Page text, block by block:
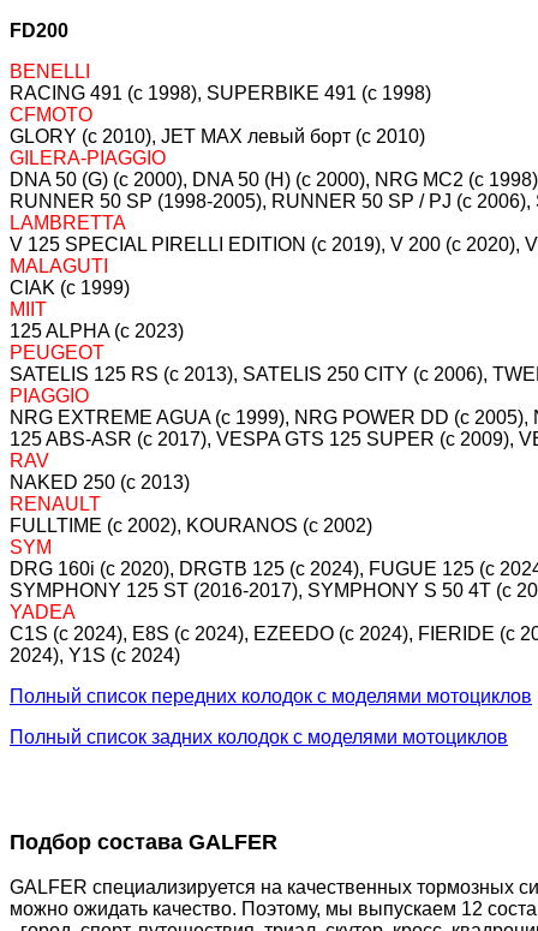
FD200
BENELLI
RACING 491 (c 1998), SUPERBIKE 491 (c 1998)
CFMOTO
GLORY (c 2010), JET MAX левый борт (c 2010)
GILERA-PIAGGIO
DNA 50 (G) (c 2000), DNA 50 (H) (c 2000), NRG MC2 (c
RUNNER 50 SP (1998-2005), RUNNER 50 SP / PJ (c
LAMBRETTA
V 125 SPECIAL PIRELLI EDITION (c 2019), V 200 (c 2020),
MALAGUTI
CIAK (c 1999)
MIIT
125 ALPHA (c 2023)
PEUGEOT
SATELIS 125 RS (c 2013), SATELIS 250 CITY (c 2006),
PIAGGIO
NRG EXTREME AGUA (c 1999), NRG POWER DD (c
125 ABS-ASR (c 2017), VESPA GTS 125 SUPER (c 2009),
RAV
NAKED 250 (c 2013)
RENAULT
FULLTIME (c 2002), KOURANOS (c 2002)
SYM
DRG 160i (c 2020), DRGTB 125 (c 2024), FUGUE 125 (c
SYMPHONY 125 ST (2016-2017), SYMPHONY S 50 4T (c
YADEA
C1S (c 2024), E8S (c 2024), EZEEDO (c 2024), FIERIDE (c
2024), Y1S (c 2024)
Полный список передних колодок с моделями мотоциклов
Полный список задних колодок с моделями мотоциклов
Подбор состава GALFER
GALFER специализируется на качественных тормозных
можно ожидать качество. Поэтому, мы выпускаем 12